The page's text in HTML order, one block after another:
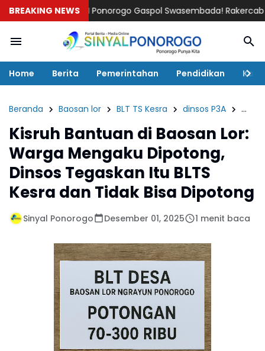
BREAKING NEWS
HKTI Ponorogo Gaspol Swasembada! Rakercab
Home Berita Pemerintahan Pendidikan
Beranda Baosan lor BLT TS Kesra dinsos P3A
Kisruh Bantuan di Baosan Lor:
Warga Mengaku Dipotong,
Dinsos Tegaskan Itu BLTS
Kesra dan Tidak Bisa Dipotong
Sinyal Ponorogo Desember 01, 2025 1 menit baca